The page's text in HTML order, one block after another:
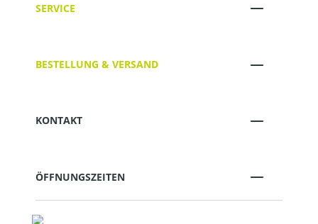
SERVICE
BESTELLUNG & VERSAND
KONTAKT
ÖFFNUNGSZEITEN